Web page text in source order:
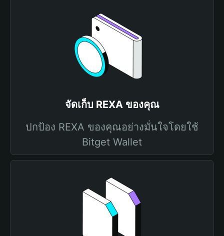
จัดเก็บ REXA ของคุณ
ปกป้อง REXA ของคุณอย่างมั่นใจโดยใช้
Bitget Wallet